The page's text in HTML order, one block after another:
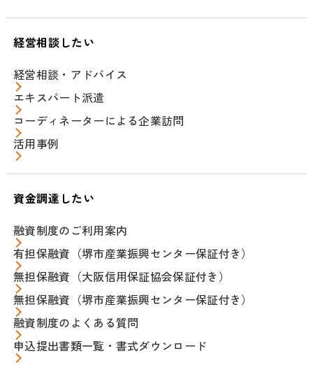
経営相談したい
経営相談・アドバイス
エキスパート派遣
コーディネーターによる企業訪問
活用事例
資金調達したい
融資制度のご利用案内
有担保融資（堺市産業振興センター保証付き）
無担保融資（大阪信用保証協会保証付き）
無担保融資（堺市産業振興センター保証付き）
融資制度のよくある質問
申込提出書類一覧・書式ダウンロード